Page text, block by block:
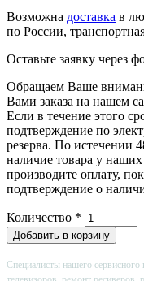
Возможна доставка в
по России,
Оставьте заявку через
Обращаем Ваше
Вами заказа на нашем
Если в течение этого
подтверждение по
резерва. По истечении
наличие товара у
производите оплату,
подтверждение о
Количество *
Специалисты нашего